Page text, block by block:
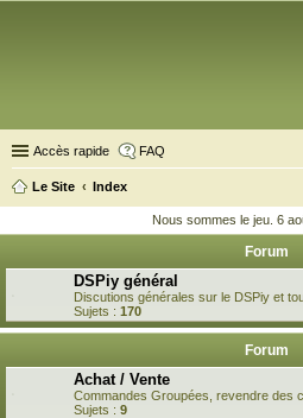
Accès rapide FAQ
Le Site
Index
Nous sommes le jeu. 6
Forum
DSPiy général
Discutions générales sur le DSPiy et
Sujets : 170
Forum
Achat / Vente
Commandes Groupées, revendre des
Sujets : 9